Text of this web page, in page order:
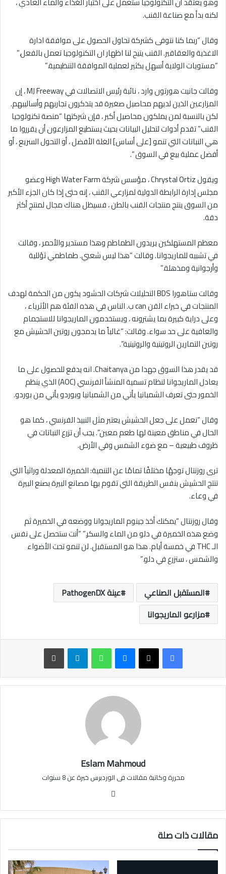
لكنه بدأ مع صناعة القنب.
وقال “ربما كنا نتوفى كشركة تحاول الحصول على موافقة ادارة
الاغذية والعقاقير. القنب يتيح لنا اظهار ان التكنولوجيا تعمل بالفعل.”
“مستويات الولاية أسهل بكثير لعملية الموافقة التنظيمية.”
وقالت جانيت هورتون وارد ، نائبة رئيس الاتصالات في MJ Freeway ، إن
المزارعين الذين لديهم محاصيل صغيرة قد يتذكرون تجاربهم وأساليبهم.
لكن بالنسبة لمن يملكون محاصيل أكبر ، فإن شركتها “منصة تكنولوجيا
القنب” تقدم أدوات لتحليل البيانات بحيث يستطيع المزارعون أن يقرروا ما
هي النباتات التي تنمو [على أساس] الغلة الأفضل ، أو التحول السريع ، أو
أفضل عملية بيع في السوق “.
ويقول Chrystal Ortiz ، مؤسس شركة High Water Farm وعضو
مجلس إدارة الرابطة الدولية لمزارعي القنب ، إنه حتى إذا كان الجزء الأكبر
من السوق ينتج منتجات القنب بالطن ، فسيظل هناك مجال لمنتج أكثر
دقة.
معظم المستهلكين يريدون الطماطم وهذا مستدير والأحمر ، وقالت
في تشبيه للماريجوانا. وقالت “هذا ليس شعبي. طماطمي ثؤللية
وأرجوانية ومذهلة.”
وقالت ستاهورا BDS التحليلات شركات الحشود يكون من الحكمة لهدف
المنتجات في خبراء القن can ب. الناس في هذه الفئة هم الأثرياء ،
وعلى دراية كبيرة بما يشترونه ، ويستخدمون الماريجوانا للاستجمام
والعافية على حد سواء. وقالت: “غالباً ما يدمجون روتين الحشيش مع
روتين التمارين الروتينية والروتينية”.
قد يقدر هذا السوق جهدا من Chaitanya. انه يدفع للحصول على ما
يعادل الماريجوانا لنظام تسمية المنشأ الفرنسي (AOC) الذي ينظم
الخمور حتى تعرف الشمبانيا يأتي من الشمبانيا وبوردو يأتي من بوردو.
وقال “نعمل على جعل الحشيش يعتبر مثل النبيذ الفرنسي ، كما هو
الحال في مناطق معينة لها طعم معين”. يجب أن تزرع النباتات في
ظروف طبيعية – مع ضوء الشمس وفي الأرض.
ترى روزنتال توجهًا مختلفًا تمامًا عن التنمية: الخميرة المعدلة وراثياً التي
تنتج الحشيش بنفس الطريقة التي تقوم بها مصانع البيرة بصنع البيرة
في وعاء.
وقال روزنتال “يمكنك أخذ جينوم الماريجوانا ووضعه في الخميرة ثم
وضع هذه الخميرة في دلو من الماء والسكر.” “أنت ستحصل على نفس
الـ THC في خمسة أيام. هذا هو المستقبل. لن تنمو تحت الأضواء
والشمس ، ستزرع في دلو.”
المستقبل الصناعي
عينة PathogenDX
مزارعو الماريجوانا
ماسنجر واتساب تيلقرام
Eslam Mahmoud
محررة وكاتبة مقالات فى الوردبرس خبرة عن 8 سنوات
مقالات ذات صلة